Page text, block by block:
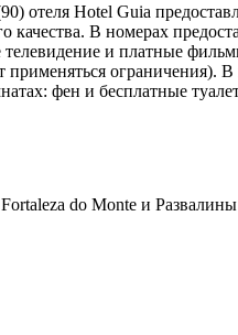
отеля Hotel Guia
В номерах
и платные
фен и бесплатные
do Monte и